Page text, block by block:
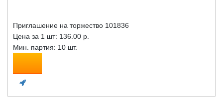
Приглашение на торжество 101836
Цена за 1 шт: 136.00 р.
Мин. партия: 10 шт.